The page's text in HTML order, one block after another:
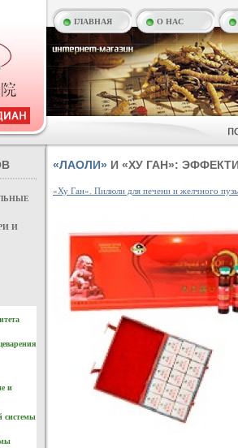
ГЛАВНАЯ О НАС
И
и
системы
«ЛАОЛИ» И «ХУ ГАН»:
«Ху Ган». Пилюли для печени и желчного